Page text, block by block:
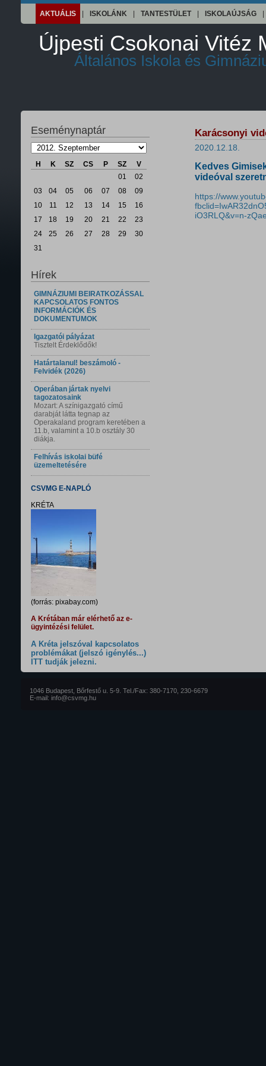
AKTUÁLIS ISKOLÁNK TANTESTÜLET ISKOLAÚJSÁG
Újpesti Csokonai Vitéz
Általános Iskola és
Eseménynaptár
H K SZ CS P SZ
V
01
02
03
04 05 06 07 08
09
10
11 12 13 14 15
16
17
18 19 20 21 22
23
24
25 26 27 28 29
30
31
Hírek
GIMNÁZIUMI BEIRATKOZÁSSAL
KAPCSOLATOS FONTOS
INFORMÁCIÓK ÉS
DOKUMENTUMOK
Igazgatói pályázat
Tisztelt Érdeklődők!
Határtalanul! beszámoló -
Felvidék (2026)
Operában jártak nyelvi
tagozatosaink
Mozart: A színigazgató című
darabját látta tegnap az
Operakaland program keretében a
11.b, valamint a 10.b osztály 30
diákja.
Felhívás iskolai büfé
üzemeltetésére
CSVMG E-NAPLÓ
KRÉTA
(forrás: pixabay.com)
A Krétában már elérhető az e-
ügyintézési felület.
A Kréta jelszóval kapcsolatos
problémákat (jelszó igénylés...)
ITT tudják jelezni.
Karácsonyi
2020.12.18.
Kedves
videóval
https://
iO3RLQ&v=n-
1046 Budapest, Bőrfestő u. 5-9. Tel./Fax: 380-7170, 230-6679
E-mail: info@csvmg.hu